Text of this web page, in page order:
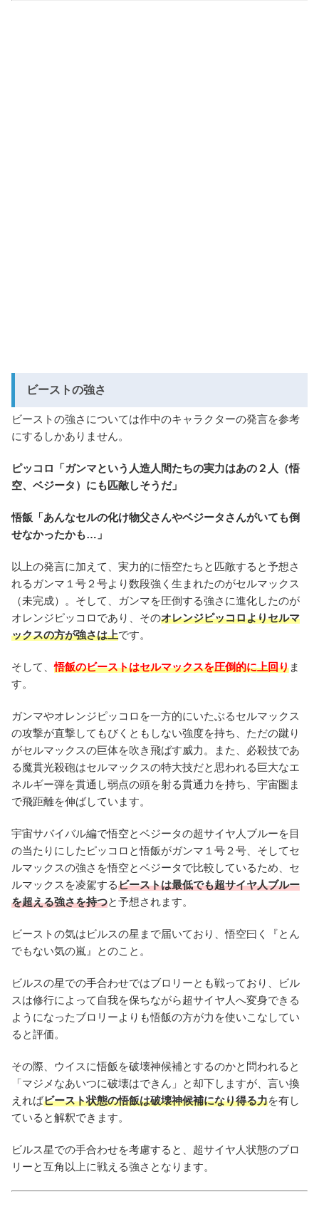
ビーストの強さ
ビーストの強さについては作中のキャラクターの発言を参考
にするしかありません。
ピッコロ「ガンマという人造人間たちの実力はあの２人（悟
空、ベジータ）にも匹敵しそうだ」
悟飯「あんなセルの化け物父さんやベジータさんがいても倒
せなかったかも…」
以上の発言に加えて、実力的に悟空たちと匹敵すると予想さ
れるガンマ１号２号より数段強く生まれたのがセルマックス
（未完成）。そして、ガンマを圧倒する強さに進化したのが
オレンジピッコロであり、そのオレンジピッコロよりセルマ
ックスの方が強さは上です。
そして、悟飯のビーストはセルマックスを圧倒的に上回りま
す。
ガンマやオレンジピッコロを一方的にいたぶるセルマックス
の攻撃が直撃してもびくともしない強度を持ち、ただの蹴り
がセルマックスの巨体を吹き飛ばす威力。また、必殺技であ
る魔貫光殺砲はセルマックスの特大技だと思われる巨大なエ
ネルギー弾を貫通し弱点の頭を射る貫通力を持ち、宇宙圏ま
で飛距離を伸ばしています。
宇宙サバイバル編で悟空とベジータの超サイヤ人ブルーを目
の当たりにしたピッコロと悟飯がガンマ１号２号、そしてセ
ルマックスの強さを悟空とベジータで比較しているため、セ
ルマックスを凌駕するビーストは最低でも超サイヤ人ブルー
を超える強さを持つと予想されます。
ビーストの気はビルスの星まで届いており、悟空曰く『とん
でもない気の嵐』とのこと。
ビルスの星での手合わせではブロリーとも戦っており、ビル
スは修行によって自我を保ちながら超サイヤ人へ変身できる
ようになったブロリーよりも悟飯の方が力を使いこなしてい
ると評価。
その際、ウイスに悟飯を破壊神候補とするのかと問われると
「マジメなあいつに破壊はできん」と却下しますが、言い換
えればビースト状態の悟飯は破壊神候補になり得る力を有し
ていると解釈できます。
ビルス星での手合わせを考慮すると、超サイヤ人状態のブロ
リーと互角以上に戦える強さとなります。